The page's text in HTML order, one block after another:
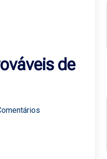
de